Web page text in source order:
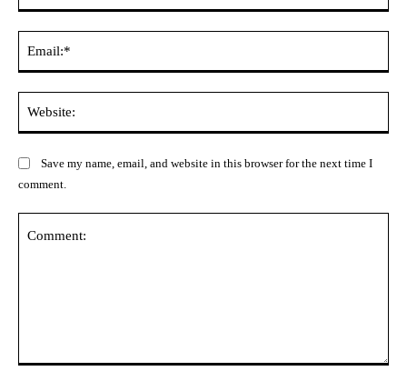
Save my name, email, and website in this browser for the next time I
comment.